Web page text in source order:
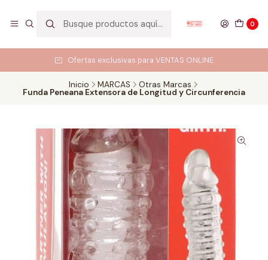
0
Ofertas exclusivas para VENTAS ONLINE
Inicio MARCAS Otras Marcas
Funda Peneana Extensora de Longitud y Circunferencia